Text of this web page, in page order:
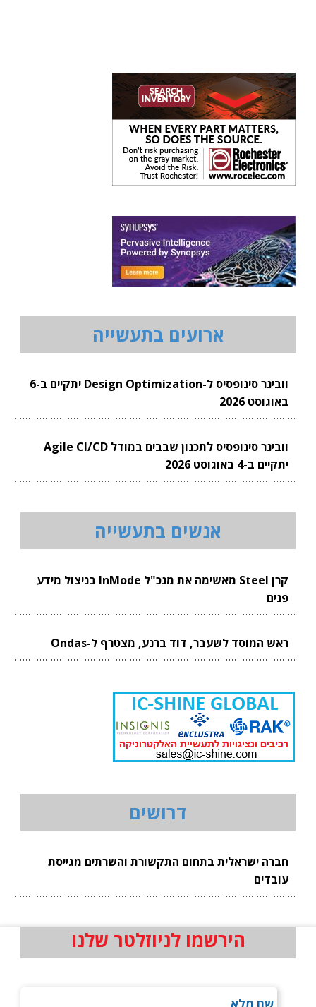
ארועים בתעשייה
וובינר סינופסיס ל-Design Optimization יתקיים ב-6
באוגוסט 2026
וובינר סינופסיס לתכנון שבבים במודל Agile CI/CD
יתקיים ב-4 באוגוסט 2026
אנשים בתעשייה
קרן Steel מאשימה את מנכ"ל InMode בניצול מידע
פנים
ראש המוסד לשעבר, דוד ברנע, מצטרף ל-Ondas
דרושים
חברה ישראלית בתחום התקשורת והשרתים מגייסת
עובדים
הירשמו לניוזלטר שלנו